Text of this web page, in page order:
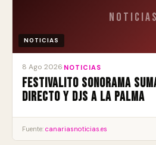
Noticias
NOTICIAS
8 Ago 2026 NOTICIAS
Festivalito Sonorama
directo y DJs a La Palma
Fuente: canariasnoticias.es